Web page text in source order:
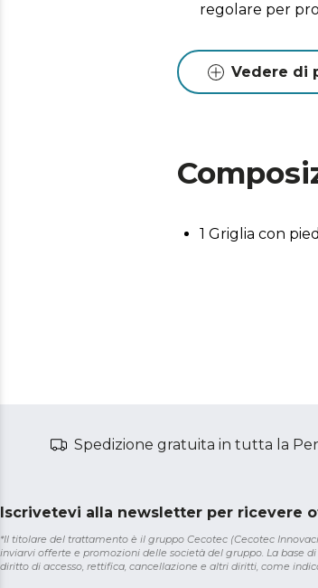
regolare per
Vedere di
1 Griglia con
Spedizione gratuita in tutta la
Iscrivetevi alla newsletter per ricevere
*Il titolare del trattamento è il gruppo Cecotec (Cecotec
inviarvi offerte e promozioni delle società del gruppo. La base
diritto di accesso, rettifica, cancellazione e altri diritti, come